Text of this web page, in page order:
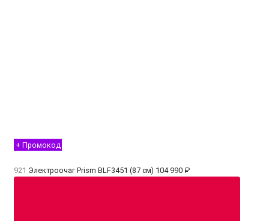
+ Промокод
921 Электроочаг Prism BLF3451 (87 см) 104 990 ₽